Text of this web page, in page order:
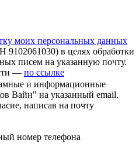
моих персональных данных
в целях обработки
писем на указанную почту.
— по ссылке
и информационные
Вайн" на указанный email.
написав на почту
номер телефона